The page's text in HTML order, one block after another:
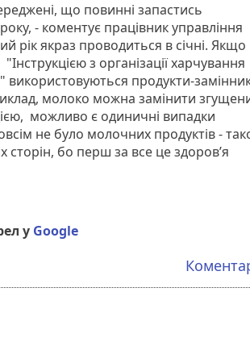
що повинні запастись
- коментує працівник управління
рік якраз проводиться в січні. Якщо
з організації харчування
використовуються продукти-
молоко можна замінити
можливо є одиничні випадки
не було молочних продуктів -
бо перш за все це здоров’я
у Google